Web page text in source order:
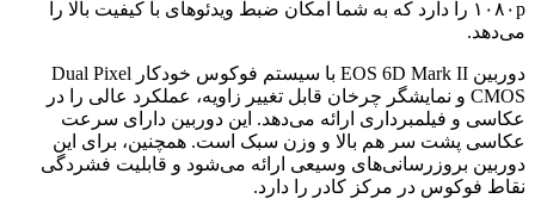
۱۰۸۰p را دارد که به شما امکان ضبط ویدئوهای با کیفیت بالا را
می‌دهد.
دوربین EOS 6D Mark II با سیستم فوکوس خودکار Dual Pixel
CMOS و نمایشگر چرخان قابل تغییر زاویه، عملکرد عالی را در
عکاسی و فیلمبرداری ارائه می‌دهد. این دوربین دارای سرعت
عکاسی پشت سر هم بالا و وزن سبک است. همچنین، برای این
دوربین بروزرسانی‌های وسیعی ارائه می‌شود و قابلیت فشردگی
نقاط فوکوس در مرکز کادر را دارد.